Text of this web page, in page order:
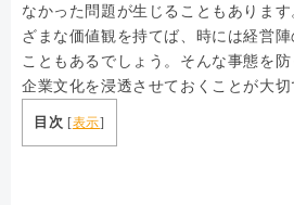
なかった問題が生じることもありま
ざまな価値観を持てば、時には経営
こともあるでしょう。そんな事態を
企業文化を浸透させておくことが大切
目次 [表示]